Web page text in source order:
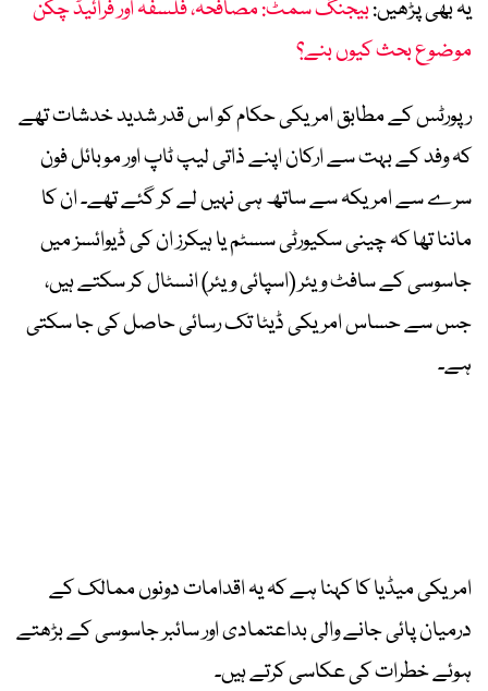
یہ بھی پڑھیں:بیجنگ سمٹ: مصافحہ، فلسفہ اور فرائیڈ چکن
موضوع بحث کیوں بنے؟
رپورٹس کے مطابق امریکی حکام کو اس قدر شدید خدشات تھے
کہ وفد کے بہت سے ارکان اپنے ذاتی لیپ ٹاپ اور موبائل فون
سرے سے امریکہ سے ساتھ ہی نہیں لے کر گئے تھے۔ ان کا
ماننا تھا کہ چینی سکیورٹی سسٹم یا ہیکرز ان کی ڈیوائسز میں
جاسوسی کے سافٹ ویئر (اسپائی ویئر) انسٹال کر سکتے ہیں،
جس سے حساس امریکی ڈیٹا تک رسائی حاصل کی جا سکتی
ہے۔
امریکی میڈیا کا کہنا ہے کہ یہ اقدامات دونوں ممالک کے
درمیان پائی جانے والی بداعتمادی اور سائبر جاسوسی کے بڑھتے
ہوئے خطرات کی عکاسی کرتے ہیں۔